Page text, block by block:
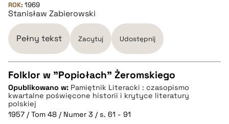
ROK: 1969
Stanisław Zabierowski
Pełny tekst Zacytuj Udostępnij
CZYSTY TEKST
Folklor w "Popiołach" Żeromskiego
Opublikowano w: Pamiętnik Literacki : czasopismo
kwartalne poświęcone historii i krytyce literatury
polskiej
1957 / Tom 48 / Numer 3 / s. 61 - 91